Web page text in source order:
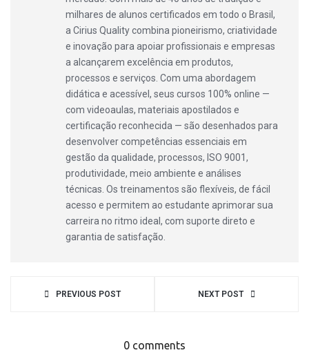
milhares de alunos certificados em todo o Brasil,
a Cirius Quality combina pioneirismo, criatividade
e inovação para apoiar profissionais e empresas
a alcançarem excelência em produtos,
processos e serviços. Com uma abordagem
didática e acessível, seus cursos 100% online —
com videoaulas, materiais apostilados e
certificação reconhecida — são desenhados para
desenvolver competências essenciais em
gestão da qualidade, processos, ISO 9001,
produtividade, meio ambiente e análises
técnicas. Os treinamentos são flexíveis, de fácil
acesso e permitem ao estudante aprimorar sua
carreira no ritmo ideal, com suporte direto e
garantia de satisfação.
PREVIOUS POST NEXT POST
0 comments